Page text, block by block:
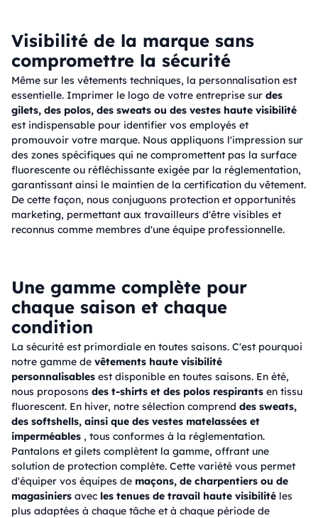
Visibilité de la marque sans
compromettre la sécurité
Même sur les vêtements techniques, la personnalisation est
essentielle. Imprimer le logo de votre entreprise sur des
gilets, des polos, des sweats ou des vestes haute visibilité
est indispensable pour identifier vos employés et
promouvoir votre marque. Nous appliquons l'impression sur
des zones spécifiques qui ne compromettent pas la surface
fluorescente ou réfléchissante exigée par la réglementation,
garantissant ainsi le maintien de la certification du vêtement.
De cette façon, nous conjuguons protection et opportunités
marketing, permettant aux travailleurs d'être visibles et
reconnus comme membres d'une équipe professionnelle.
Une gamme complète pour
chaque saison et chaque
condition
La sécurité est primordiale en toutes saisons. C'est pourquoi
notre gamme de vêtements haute visibilité
personnalisables est disponible en toutes saisons. En été,
nous proposons des t-shirts et des polos respirants en tissu
fluorescent. En hiver, notre sélection comprend des sweats,
des softshells, ainsi que des vestes matelassées et
imperméables , tous conformes à la réglementation.
Pantalons et gilets complètent la gamme, offrant une
solution de protection complète. Cette variété vous permet
d'équiper vos équipes de maçons, de charpentiers ou de
magasiniers avec les tenues de travail haute visibilité les
plus adaptées à chaque tâche et à chaque période de